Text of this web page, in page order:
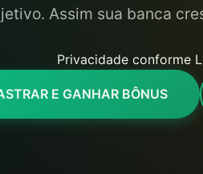
Assim sua banca
Privacidade conforme
E GANHAR BÔNUS